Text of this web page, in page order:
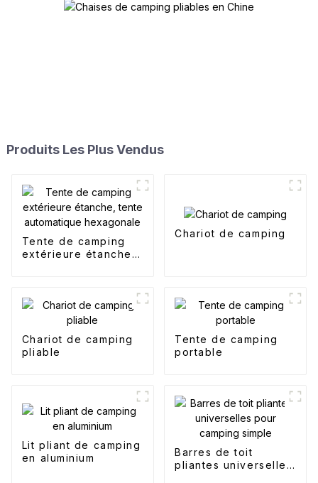
Produits Les Plus Vendus
Tente de camping
extérieure étanche,
Chariot de camping
Chariot de camping
pliable
Tente de camping
portable
Lit pliant de camping
en aluminium
Barres de toit
pliantes universelles